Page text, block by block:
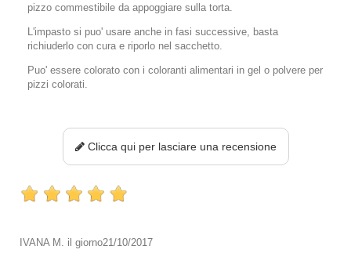
pizzo commestibile da appoggiare sulla torta.
L'impasto si puo' usare anche in fasi successive, basta
richiuderlo con cura e riporlo nel sacchetto.
Puo' essere colorato con i coloranti alimentari in gel o polvere per
pizzi colorati.
Clicca qui per lasciare una recensione
IVANA M. il giorno21/10/2017